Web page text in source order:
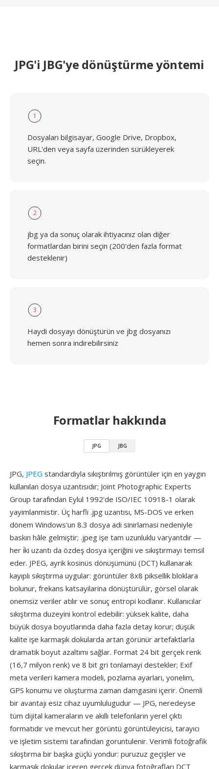
JPG'i JBG'ye dönüştürme yöntemi
1
Dosyaları bilgisayar, Google Drive, Dropbox,
URL'den veya sayfa üzerinden sürükleyerek
seçin.
2
jbg ya da sonuç olarak ihtiyacınız olan diğer
formatlardan birini seçin (200'den fazla format
desteklenir)
3
Haydi dosyayı dönüştürün ve jbg dosyanızı
hemen sonra indirebilirsiniz
Formatlar hakkında
JPG JBG
JPG, JPEG standardiyla sıkıştırılmış görüntüler için en yaygın
kullanılan dosya uzantısıdır; Joint Photographic Experts
Group tarafından Eylul 1992'de ISO/IEC 10918-1 olarak
yayimlanmistir. Üç harfli .jpg uzantısı, MS-DOS ve erken
dönem Windows'un 8.3 dosya adi sinirlamasi nedeniyle
baskın hâle gelmiştir; .jpeg işe tam uzunluklu varyantdir —
her i̇ki uzantı da özdeş dosya içeriğini ve sıkıştırmayı temsil
eder. JPEG, ayrik kosinüs dönüşümünü (DCT) kullanarak
kayıplı sıkıştırma uygular: görüntüler 8x8 piksellik bloklara
bolunur, frekans katsayilarina dönüştürülür, görsel olarak
onemsiz veriler atılır ve sonuç entropi kodlanır. Kullanıcılar
sıkıştırma duzeyini kontrol edebilir: yüksek kalite, daha
büyük dosya boyutlarında daha fazla detay korur; düşük
kalite işe karmaşık dokularda artan görünür artefaktlarla
dramatik boyut azaltımı sağlar. Format 24 bit gerçek renk
(16,7 milyon renk) ve 8 bit gri tonlamayi destekler; Exif
meta verileri kamera modeli, pozlama ayarları, yonelim,
GPS konumu ve oluşturma zaman damgasini içerir. Önemli
bir avantajı esiz cihaz uyumlulugudur — JPG, neredeyse
tüm dijital kameraların ve akıllı telefonların yerel çıktı
formatıdır ve mevcut her görüntü görüntüleyicisi, tarayıcı
ve işletim sistemi tarafından goruntulenir. Verimli fotoğrafik
sıkıştırma bir başka güçlü yondur: puruzuz geçişler ve
karmaşık dokular içeren gerçek dünya fotoğrafları DCT